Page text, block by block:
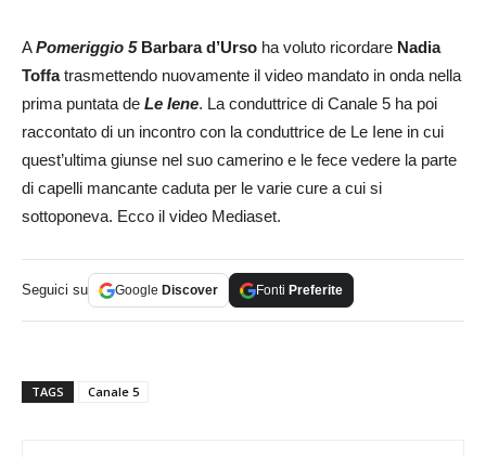
APomeriggio 5 Barbara d’Urso ha voluto ricordare Nadia
Toffatrasmettendo nuovamente il video mandato in onda nella
prima puntata de Le Iene. La conduttrice di Canale 5 ha poi
raccontato di un incontro con la conduttrice de Le Iene in cui
quest’ultima giunse nel suo camerino e le fece vedere la parte
di capelli mancante caduta per le varie cure a cui si
sottoponeva. Ecco il video Mediaset.
Seguici su Google Discover Fonti Preferite
TAGS Canale 5